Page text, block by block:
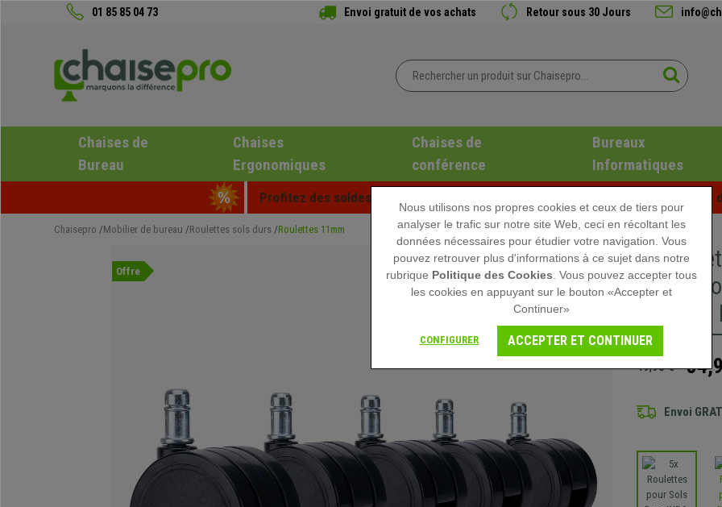
01 85 85 04 73 Envoi gratuit de vos achats Retour sous 30 Jours
Chaises de
Bureau
Chaises
Ergonomiques
Chaises de
conférence
Bureaux
Informatiques
Profitez des soldes d'été chez Chaisepro ! Des réductions exclusives pour une
Chaisepro Mobilier de bureau Roulettes sols durs Roulettes 11mm
Offre
5x
49,90 €
Envoi
Nous utilisons nos propres cookies et ceux de tiers pour
analyser le trafic sur notre site Web, ceci en récoltant les
données nécessaires pour étudier votre navigation. Vous
pouvez retrouver plus d'informations à ce sujet dans notre
rubrique Politique des Cookies . Vous pouvez accepter tous
les cookies en appuyant sur le bouton «Accepter et
Continuer»
CONFIGURER ACCEPTER ET CONTINUER